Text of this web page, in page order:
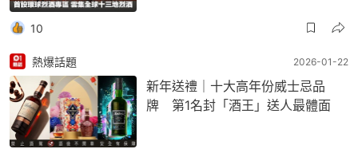
10
熱爆話題 2026-01-22
新年送禮｜十大高年份威士忌品
牌 第1名封「酒王」送人最體面